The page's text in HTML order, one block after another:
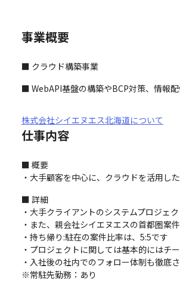
事業概要
■ クラウド構築事業
■ WebAPI基盤の構築やBCP対策、情報
株式会社シイエヌエス北海道について
仕事内容
■ 概要
・大手顧客を中心に、クラウドを活用し
■ 詳細
・大手クライアントのシステムプロジェ
・また、親会社シイエヌエスの首都圏案
・持ち帰り:駐在の案件比率は、5:5です
・プロジェクトに関しては基本的にはチ
・入社後の社内でのフォロー体制も徹底
※常駐先勤務：あり